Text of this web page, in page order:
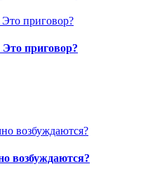
приговор?
возбуждаются?